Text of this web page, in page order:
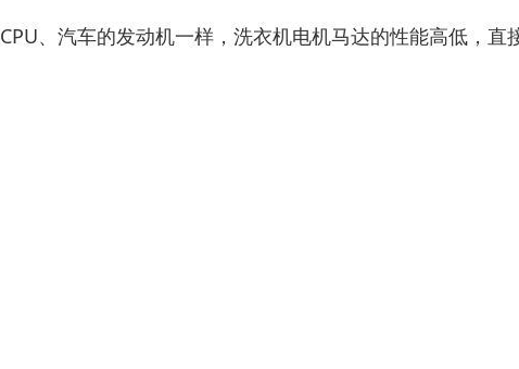
CPU、汽车的发动机一样，洗衣机电机马达的性能高低，直